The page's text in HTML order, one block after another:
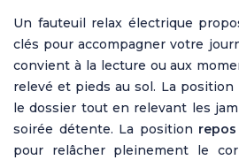
Un fauteuil relax électrique
clés pour accompagner votre
convient à la lecture ou aux
relevé et pieds au sol. La position
le dossier tout en relevant les
soirée détente. La position repos
pour relâcher pleinement le